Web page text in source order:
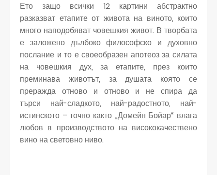
Ето защо всички 12 картини абстрактно
разказват етапите от живота на виното, които
много наподобяват човешкия живот. В творбата
е заложено дълбоко философско и духовно
послание и то е своеобразен апотеоз за силата
на човешкия дух, за етапите, през които
преминава животът, за душата която се
преражда отново и отново и не спира да
търси най-сладкото, най-радостното, най-
истинското – точно както „Домейн Бойар“ влага
любов в производството на висококачествено
вино на световно ниво.